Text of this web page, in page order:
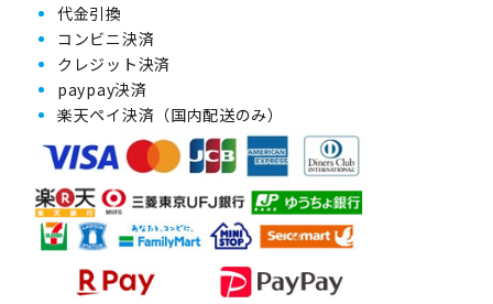
代金引換
コンビニ決済
クレジット決済
paypay決済
楽天ペイ決済（国内配送のみ）